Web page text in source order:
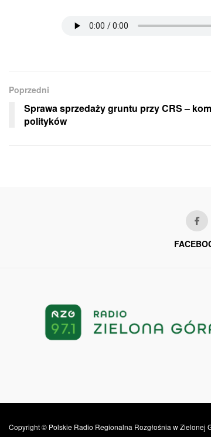
Poprzedni
Sprawa sprzedaży gruntu przy CRS –
polityków
Copyright © Polskie Radio Regionalna Rozgłośnia w Zielonej